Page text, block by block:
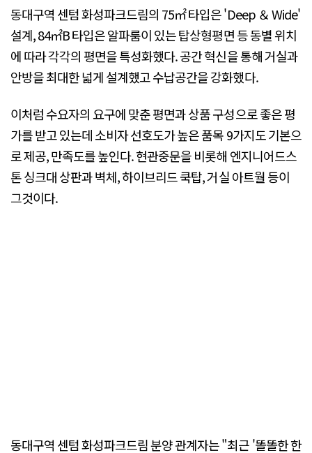
동대구역 센텀 화성파크드림의 75㎡ 타입은 'Deep ＆ Wide'
설계, 84㎡B 타입은 알파룸이 있는 탑상형평면 등 동별 위치
에 따라 각각의 평면을 특성화했다. 공간 혁신을 통해 거실과
안방을 최대한 넓게 설계했고 수납공간을 강화했다.
이처럼 수요자의 요구에 맞춘 평면과 상품 구성으로 좋은 평
가를 받고 있는데 소비자 선호도가 높은 품목 9가지도 기본으
로 제공, 만족도를 높인다. 현관중문을 비롯해 엔지니어드스
톤 싱크대 상판과 벽체, 하이브리드 쿡탑, 거실 아트월 등이
그것이다.
동대구역 센텀 화성파크드림 분양 관계자는 "최근 '똘똘한 한